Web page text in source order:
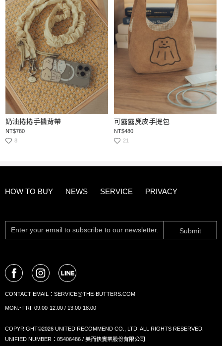
奶油捲捲手機背帶
NT$780
8
可露露麂皮手提包
NT$480
21
HOW TO BUY NEWS SERVICE PRIVACY
Submit
CONTACT EMAIL： SERVICE@THE-BUTTERS.COM
MON.~FRI. 09:00-12:00 / 13:00-18:00
COPYRIGHT©2026 UNITED RECOMMEND CO., LTD. ALL RIGHTS RESERVED.
UNIFIED NUMBER：05406486 / 美而快實業股份有限公司